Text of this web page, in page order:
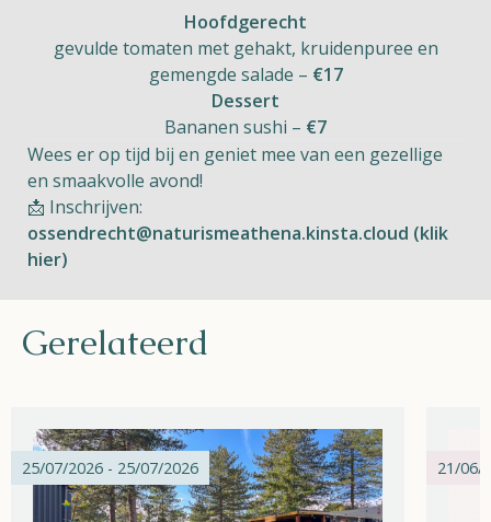
Hoofdgerecht
gevulde tomaten met gehakt, kruidenpuree en
gemengde salade – €17
Dessert
Bananen sushi – €7
Wees er op tijd bij en geniet mee van een gezellige
en smaakvolle avond!
📩 Inschrijven:
ossendrecht@naturismeathena.kinsta.cloud (klik
hier)
Gerelateerd
25/07/2026 - 25/07/2026 21/06/